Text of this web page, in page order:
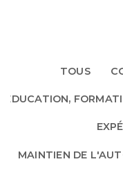
TOUS
EDUCATION,
MAINTIEN DE